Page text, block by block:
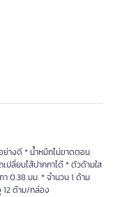
ย่างดี * น้ำหมึกไม่ขาดตอน
ปลี่ยนไส้ปากกาได้ * ตัวด้ามใส
0.38 มม. * จำนวน 1 ด้าม
ด้าม/กล่อง